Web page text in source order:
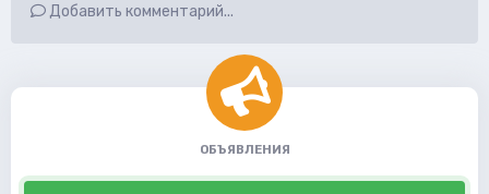
Добавить комментарий...
ОБЪЯВЛЕНИЯ